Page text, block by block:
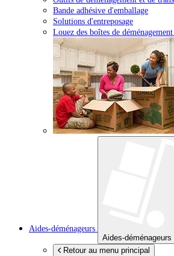
Bande adhésive d'emballage
Solutions d'entreposage
Louez des boîtes de
Aides-déménageurs
Aides-déménageurs
Retour au menu principal